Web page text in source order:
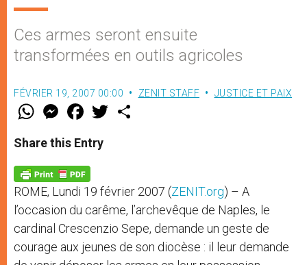
Ces armes seront ensuite
transformées en outils agricoles
FÉVRIER 19, 2007 00:00 ZENIT STAFF JUSTICE ET PAIX
W
t
s
p
p
M
e
s
e
g
e
r
F
a
e
b
o
k
w
Share this Entry
ROME, Lundi 19 février 2007 (ZENIT.org) – A
l’occasion du carême, l’archevêque de Naples, le
cardinal Crescenzio Sepe, demande un geste de
courage aux jeunes de son diocèse : il leur demande